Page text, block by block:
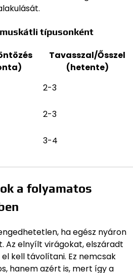
típusonként
Tavasszal/Ősszel
(hetente)
2-3
2-3
3-4
a folyamatos
ha egész nyáron
Az elnyílt virágokat, elszáradt
kell távolítani. Ez nemcsak
hanem azért is, mert így a